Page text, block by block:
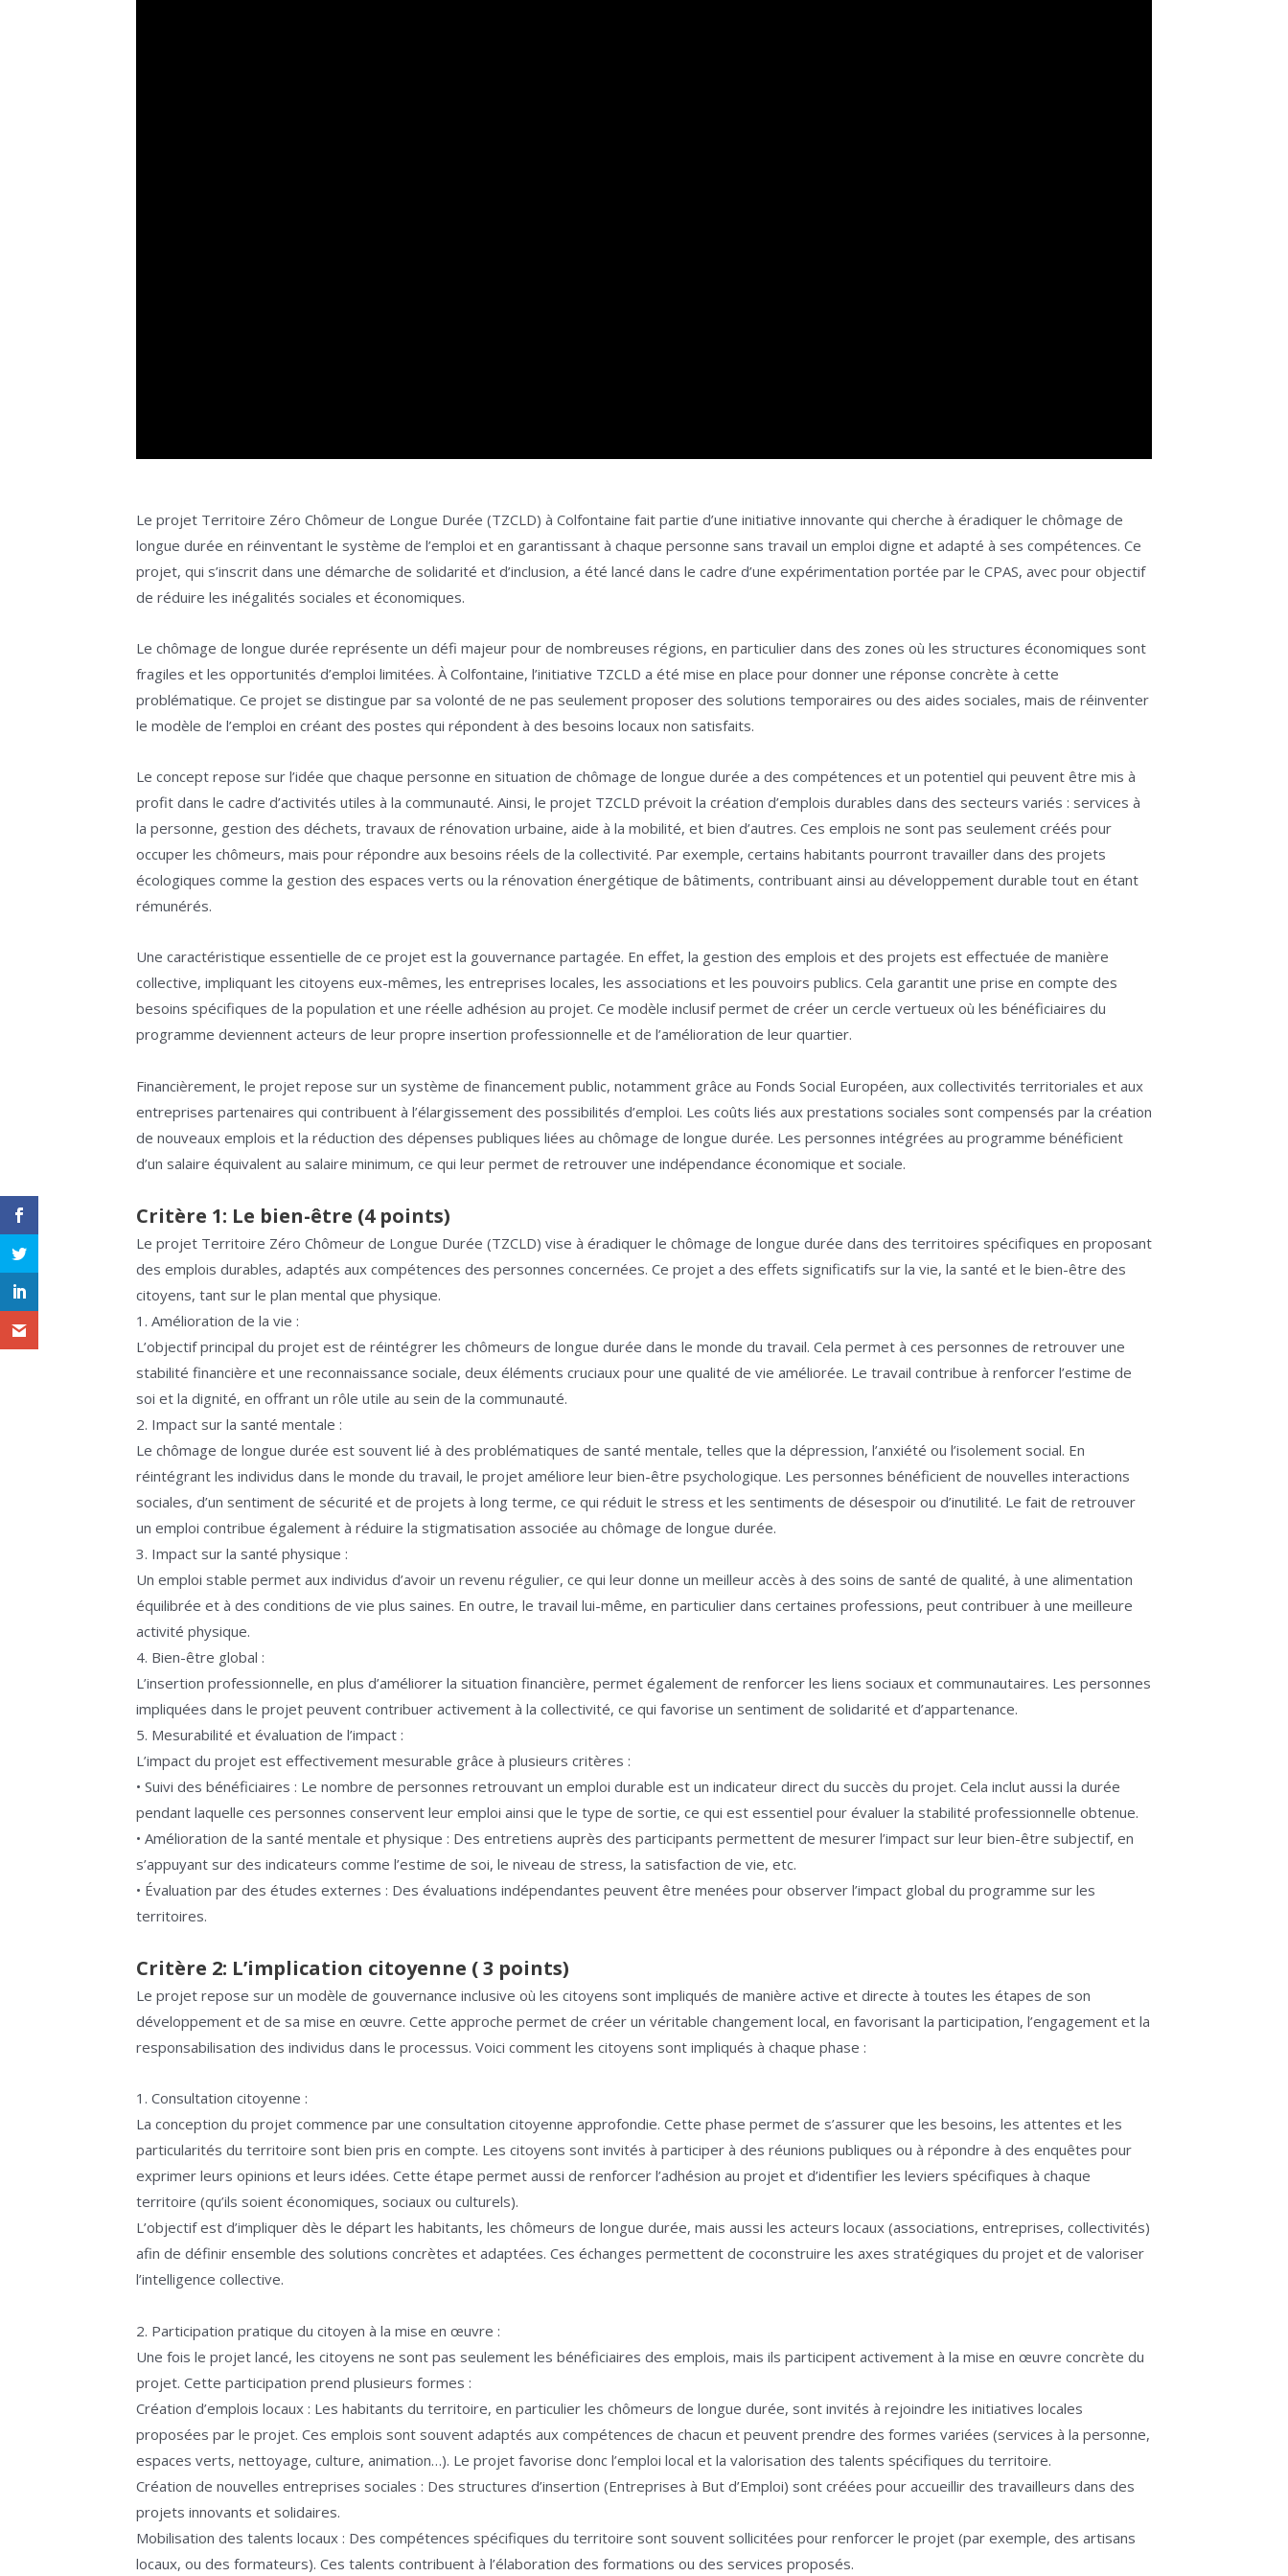
Le projet Territoire Zéro Chômeur de Longue Durée (TZCLD) à Colfontaine fait partie d’une initiative innovante qui cherche à éradiquer le chômage de
longue durée en réinventant le système de l’emploi et en garantissant à chaque personne sans travail un emploi digne et adapté à ses compétences. Ce
projet, qui s’inscrit dans une démarche de solidarité et d’inclusion, a été lancé dans le cadre d’une expérimentation portée par le CPAS, avec pour objectif
de réduire les inégalités sociales et économiques.
Le chômage de longue durée représente un défi majeur pour de nombreuses régions, en particulier dans des zones où les structures économiques sont
fragiles et les opportunités d’emploi limitées. À Colfontaine, l’initiative TZCLD a été mise en place pour donner une réponse concrète à cette
problématique. Ce projet se distingue par sa volonté de ne pas seulement proposer des solutions temporaires ou des aides sociales, mais de réinventer
le modèle de l’emploi en créant des postes qui répondent à des besoins locaux non satisfaits.
Le concept repose sur l’idée que chaque personne en situation de chômage de longue durée a des compétences et un potentiel qui peuvent être mis à
profit dans le cadre d’activités utiles à la communauté. Ainsi, le projet TZCLD prévoit la création d’emplois durables dans des secteurs variés : services à
la personne, gestion des déchets, travaux de rénovation urbaine, aide à la mobilité, et bien d’autres. Ces emplois ne sont pas seulement créés pour
occuper les chômeurs, mais pour répondre aux besoins réels de la collectivité. Par exemple, certains habitants pourront travailler dans des projets
écologiques comme la gestion des espaces verts ou la rénovation énergétique de bâtiments, contribuant ainsi au développement durable tout en étant
rémunérés.
Une caractéristique essentielle de ce projet est la gouvernance partagée. En effet, la gestion des emplois et des projets est effectuée de manière
collective, impliquant les citoyens eux-mêmes, les entreprises locales, les associations et les pouvoirs publics. Cela garantit une prise en compte des
besoins spécifiques de la population et une réelle adhésion au projet. Ce modèle inclusif permet de créer un cercle vertueux où les bénéficiaires du
programme deviennent acteurs de leur propre insertion professionnelle et de l’amélioration de leur quartier.
Financièrement, le projet repose sur un système de financement public, notamment grâce au Fonds Social Européen, aux collectivités territoriales et aux
entreprises partenaires qui contribuent à l’élargissement des possibilités d’emploi. Les coûts liés aux prestations sociales sont compensés par la création
de nouveaux emplois et la réduction des dépenses publiques liées au chômage de longue durée. Les personnes intégrées au programme bénéficient
d’un salaire équivalent au salaire minimum, ce qui leur permet de retrouver une indépendance économique et sociale.
Critère 1: Le bien-être (4 points)
Le projet Territoire Zéro Chômeur de Longue Durée (TZCLD) vise à éradiquer le chômage de longue durée dans des territoires spécifiques en proposant
des emplois durables, adaptés aux compétences des personnes concernées. Ce projet a des effets significatifs sur la vie, la santé et le bien-être des
citoyens, tant sur le plan mental que physique.
1. Amélioration de la vie :
L’objectif principal du projet est de réintégrer les chômeurs de longue durée dans le monde du travail. Cela permet à ces personnes de retrouver une
stabilité financière et une reconnaissance sociale, deux éléments cruciaux pour une qualité de vie améliorée. Le travail contribue à renforcer l’estime de
soi et la dignité, en offrant un rôle utile au sein de la communauté.
2. Impact sur la santé mentale :
Le chômage de longue durée est souvent lié à des problématiques de santé mentale, telles que la dépression, l’anxiété ou l’isolement social. En
réintégrant les individus dans le monde du travail, le projet améliore leur bien-être psychologique. Les personnes bénéficient de nouvelles interactions
sociales, d’un sentiment de sécurité et de projets à long terme, ce qui réduit le stress et les sentiments de désespoir ou d’inutilité. Le fait de retrouver
un emploi contribue également à réduire la stigmatisation associée au chômage de longue durée.
3. Impact sur la santé physique :
Un emploi stable permet aux individus d’avoir un revenu régulier, ce qui leur donne un meilleur accès à des soins de santé de qualité, à une alimentation
équilibrée et à des conditions de vie plus saines. En outre, le travail lui-même, en particulier dans certaines professions, peut contribuer à une meilleure
activité physique.
4. Bien-être global :
L’insertion professionnelle, en plus d’améliorer la situation financière, permet également de renforcer les liens sociaux et communautaires. Les personnes
impliquées dans le projet peuvent contribuer activement à la collectivité, ce qui favorise un sentiment de solidarité et d’appartenance.
5. Mesurabilité et évaluation de l’impact :
L’impact du projet est effectivement mesurable grâce à plusieurs critères :
• Suivi des bénéficiaires : Le nombre de personnes retrouvant un emploi durable est un indicateur direct du succès du projet. Cela inclut aussi la durée
pendant laquelle ces personnes conservent leur emploi ainsi que le type de sortie, ce qui est essentiel pour évaluer la stabilité professionnelle obtenue.
• Amélioration de la santé mentale et physique : Des entretiens auprès des participants permettent de mesurer l’impact sur leur bien-être subjectif, en
s’appuyant sur des indicateurs comme l’estime de soi, le niveau de stress, la satisfaction de vie, etc.
• Évaluation par des études externes : Des évaluations indépendantes peuvent être menées pour observer l’impact global du programme sur les
territoires.
Critère 2: L’implication citoyenne ( 3 points)
Le projet repose sur un modèle de gouvernance inclusive où les citoyens sont impliqués de manière active et directe à toutes les étapes de son
développement et de sa mise en œuvre. Cette approche permet de créer un véritable changement local, en favorisant la participation, l’engagement et la
responsabilisation des individus dans le processus. Voici comment les citoyens sont impliqués à chaque phase :
1. Consultation citoyenne :
La conception du projet commence par une consultation citoyenne approfondie. Cette phase permet de s’assurer que les besoins, les attentes et les
particularités du territoire sont bien pris en compte. Les citoyens sont invités à participer à des réunions publiques ou à répondre à des enquêtes pour
exprimer leurs opinions et leurs idées. Cette étape permet aussi de renforcer l’adhésion au projet et d’identifier les leviers spécifiques à chaque
territoire (qu’ils soient économiques, sociaux ou culturels).
L’objectif est d’impliquer dès le départ les habitants, les chômeurs de longue durée, mais aussi les acteurs locaux (associations, entreprises, collectivités)
afin de définir ensemble des solutions concrètes et adaptées. Ces échanges permettent de coconstruire les axes stratégiques du projet et de valoriser
l’intelligence collective.
2. Participation pratique du citoyen à la mise en œuvre :
Une fois le projet lancé, les citoyens ne sont pas seulement les bénéficiaires des emplois, mais ils participent activement à la mise en œuvre concrète du
projet. Cette participation prend plusieurs formes :
Création d’emplois locaux : Les habitants du territoire, en particulier les chômeurs de longue durée, sont invités à rejoindre les initiatives locales
proposées par le projet. Ces emplois sont souvent adaptés aux compétences de chacun et peuvent prendre des formes variées (services à la personne,
espaces verts, nettoyage, culture, animation…). Le projet favorise donc l’emploi local et la valorisation des talents spécifiques du territoire.
Création de nouvelles entreprises sociales : Des structures d’insertion (Entreprises à But d’Emploi) sont créées pour accueillir des travailleurs dans des
projets innovants et solidaires.
Mobilisation des talents locaux : Des compétences spécifiques du territoire sont souvent sollicitées pour renforcer le projet (par exemple, des artisans
locaux, ou des formateurs). Ces talents contribuent à l’élaboration des formations ou des services proposés.